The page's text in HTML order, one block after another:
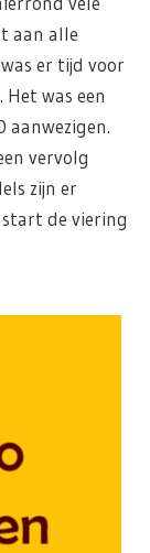
aan alle
er tijd voor
was een
aanwezigen.
vervolg
zijn er
de viering